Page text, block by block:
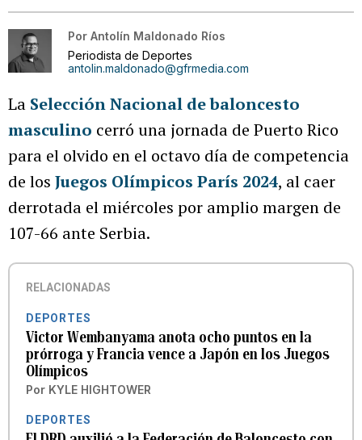
Por Antolín Maldonado Ríos
Periodista de Deportes
antolin.maldonado@gfrmedia.com
La Selección Nacional de baloncesto
masculino cerró una jornada de Puerto Rico
para el olvido en el octavo día de competencia
de los Juegos Olímpicos París 2024, al caer
derrotada el miércoles por amplio margen de
107-66 ante Serbia.
RELACIONADAS
DEPORTES
Victor Wembanyama anota ocho puntos en la
prórroga y Francia vence a Japón en los Juegos
Olímpicos
Por KYLE HIGHTOWER
DEPORTES